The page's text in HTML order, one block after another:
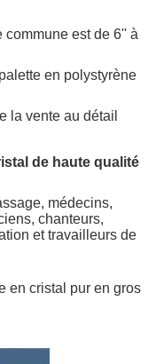
est de 6'' à
en polystyrène
la vente au détail
de haute qualité
médecins,
chanteurs,
et travailleurs de
en cristal pur en gros